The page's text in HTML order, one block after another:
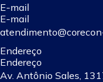
E-mail
E-mail
Endereço
Endereço
Av. Antônio Sales,